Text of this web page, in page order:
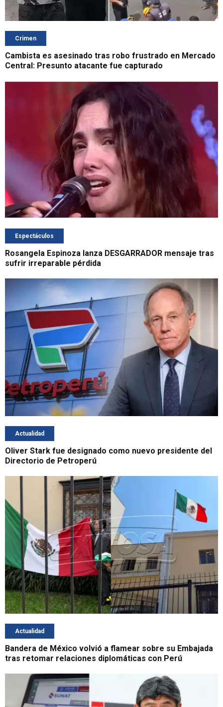
Crimen
Cambista es asesinado tras robo frustrado en Mercado
Central: Presunto atacante fue capturado
Espectáculos
Rosangela Espinoza lanza DESGARRADOR mensaje tras
sufrir irreparable pérdida
Actualidad
Oliver Stark fue designado como nuevo presidente del
Directorio de Petroperú
Actualidad
Bandera de México volvió a flamear sobre su Embajada
tras retomar relaciones diplomáticas con Perú